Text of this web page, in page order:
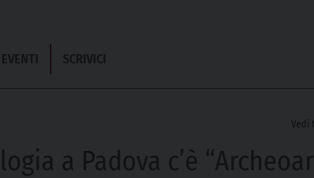
EVENTI SCRIVICI
Vedi
a Padova c’è